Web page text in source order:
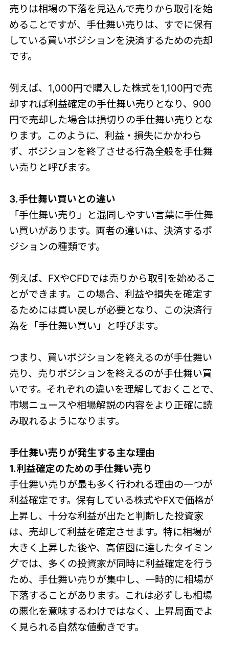
売りは相場の下落を見込んで売りから取引を始
めることですが、手仕舞い売りは、すでに保有
している買いポジションを決済するための売却
です。
例えば、1,000円で購入した株式を1,100円で売
却すれば利益確定の手仕舞い売りとなり、900
円で売却した場合は損切りの手仕舞い売りとな
ります。このように、利益・損失にかかわら
ず、ポジションを終了させる行為全般を手仕舞
い売りと呼びます。
3.手仕舞い買いとの違い
「手仕舞い売り」と混同しやすい言葉に手仕舞
い買いがあります。両者の違いは、決済するポ
ジションの種類です。
例えば、FXやCFDでは売りから取引を始めるこ
とができます。この場合、利益や損失を確定す
るためには買い戻しが必要となり、この決済行
為を「手仕舞い買い」と呼びます。
つまり、買いポジションを終えるのが手仕舞い
売り、売りポジションを終えるのが手仕舞い買
いです。それぞれの違いを理解しておくことで、
市場ニュースや相場解説の内容をより正確に読
み取れるようになります。
手仕舞い売りが発生する主な理由
1.利益確定のための手仕舞い売り
手仕舞い売りが最も多く行われる理由の一つが
利益確定です。保有している株式やFXで価格が
上昇し、十分な利益が出たと判断した投資家
は、売却して利益を確定させます。特に相場が
大きく上昇した後や、高値圏に達したタイミン
グでは、多くの投資家が同時に利益確定を行う
ため、手仕舞い売りが集中し、一時的に相場が
下落することがあります。これは必ずしも相場
の悪化を意味するわけではなく、上昇局面でよ
く見られる自然な値動きです。